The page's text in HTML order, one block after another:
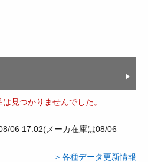
見つかりませんでした。
06 17:02(メーカ在庫は08/06
＞各種データ更新情報